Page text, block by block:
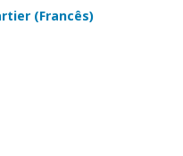
(Francês)